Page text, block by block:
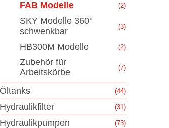
FAB Modelle (2)
SKY Modelle 360°
schwenkbar
(3)
HB300M Modelle (2)
Zubehör für
Arbeitskörbe
(7)
Öltanks (44)
Hydraulikfilter (31)
Hydraulikpumpen (73)